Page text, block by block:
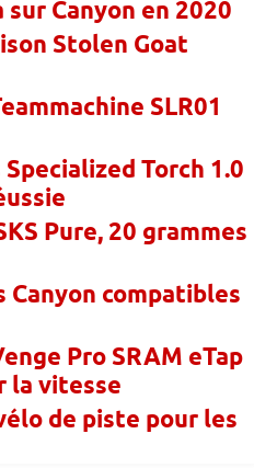
Canyon en 2020
Stolen Goat
SLR01
Torch 1.0
Pure, 20 grammes
Canyon compatibles
Pro SRAM eTap
la vitesse
de piste pour les